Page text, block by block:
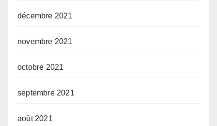
décembre 2021
novembre 2021
octobre 2021
septembre 2021
août 2021